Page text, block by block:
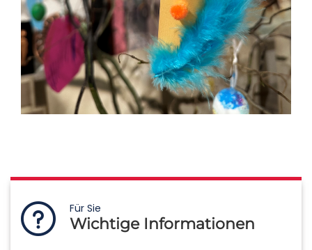
Für Sie
Wichtige Informationen